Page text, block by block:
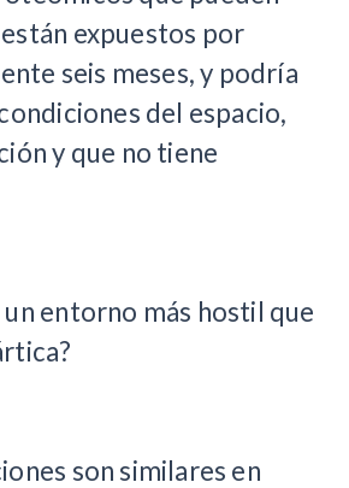
expuestos por
seis meses, y podría
del espacio,
y que no tiene
un entorno más hostil que
son similares en